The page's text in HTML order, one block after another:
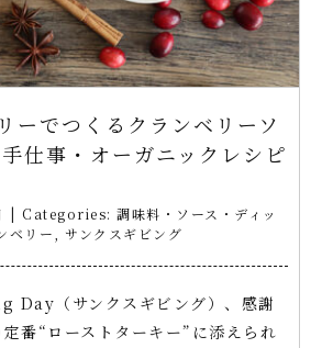
ーでつくるクランベリーソ
仕事・オーガニックレシピ
| Categories: 調味料・ソース・ディッ
ベリー サンクスギビング
（サンクスギビング）、感謝
番“ローストターキー”に添えられ